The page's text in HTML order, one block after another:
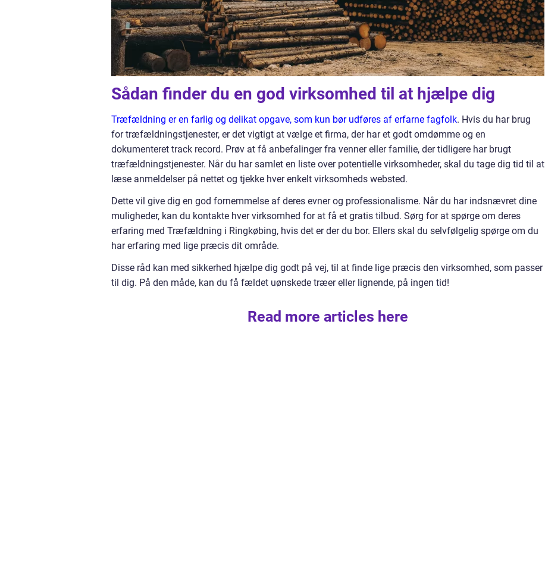
Sådan finder du en god virksomhed til at hjælpe dig
Træfældning er en farlig og delikat opgave, som kun bør udføres af erfarne fagfolk. Hvis du har brug
for træfældningstjenester, er det vigtigt at vælge et firma, der har et godt omdømme og en
dokumenteret track record. Prøv at få anbefalinger fra venner eller familie, der tidligere har brugt
træfældningstjenester. Når du har samlet en liste over potentielle virksomheder, skal du tage dig tid til at
læse anmeldelser på nettet og tjekke hver enkelt virksomheds websted.
Dette vil give dig en god fornemmelse af deres evner og professionalisme. Når du har indsnævret dine
muligheder, kan du kontakte hver virksomhed for at få et gratis tilbud. Sørg for at spørge om deres
erfaring med Træfældning i Ringkøbing, hvis det er der du bor. Ellers skal du selvfølgelig spørge om du
har erfaring med lige præcis dit område.
Disse råd kan med sikkerhed hjælpe dig godt på vej, til at finde lige præcis den virksomhed, som passer
til dig. På den måde, kan du få fældet uønskede træer eller lignende, på ingen tid!
Read more articles here